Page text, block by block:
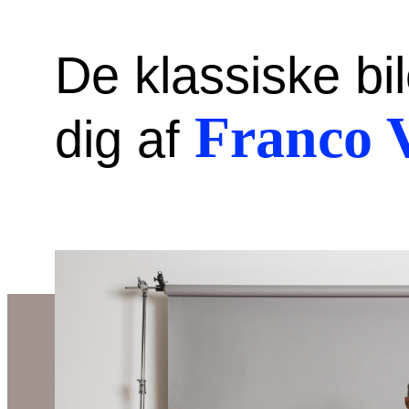
De klassiske
dig af Franco